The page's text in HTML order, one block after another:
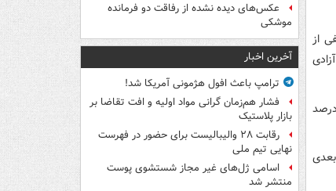
از
شایع‌ترین جنایات نفرت محور علیه مسلمانان در سوئد نیز تهدید و آزار و اذیت (۴۴ درصد
بعدی
عکس‌های دیده نشده از رفاقت دو فرمانده‌
موشکی
آخرین اخبار
ترامپ باعث افول هژمونی آمریکا شد!
فشار هم‌زمان گرانی مواد اولیه و افت تقاضا بر
بازار پلاستیک
رقابت ۲۸ والیبالیست برای حضور در فهرست
نهایی تیم ملی
اسامی ژل‌های غیر مجاز شستشوی پوست
منتشر شد